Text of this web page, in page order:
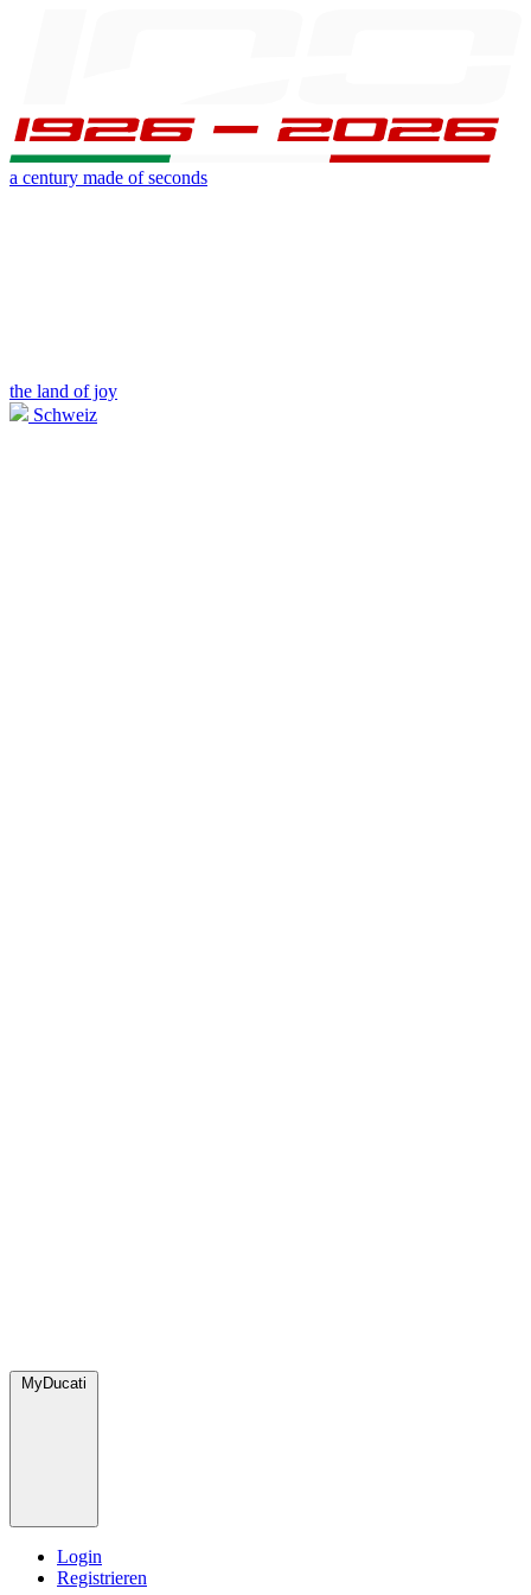
a century made of seconds
the land of joy
Schweiz
MyDucati
Login
Registrieren